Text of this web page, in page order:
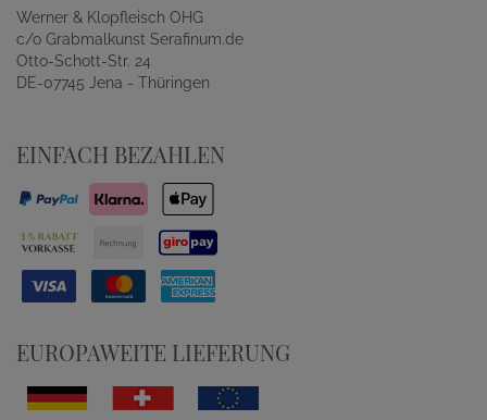
Werner & Klopfleisch OHG
c/o Grabmalkunst Serafinum.de
Otto-Schott-Str. 24
DE-07745 Jena - Thüringen
EINFACH BEZAHLEN
EUROPAWEITE LIEFERUNG